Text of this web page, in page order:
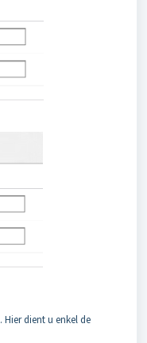
. Hier dient u enkel de